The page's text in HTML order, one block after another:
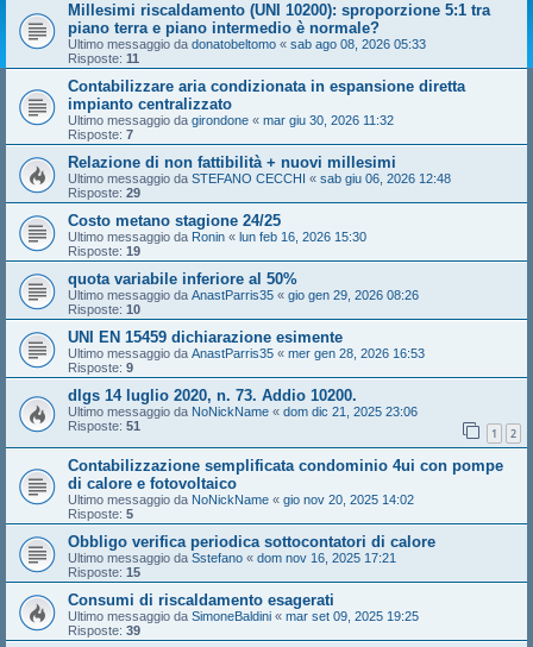
Millesimi riscaldamento (UNI 10200): sproporzione 5:1 tra
piano terra e piano intermedio è normale?
Ultimo messaggio da donatobeltomo « sab ago 08, 2026 05:33
Risposte: 11
Contabilizzare aria condizionata in espansione diretta
impianto centralizzato
Ultimo messaggio da girondone « mar giu 30, 2026 11:32
Risposte: 7
Relazione di non fattibilità + nuovi millesimi
Ultimo messaggio da STEFANO CECCHI « sab giu 06, 2026 12:48
Risposte: 29
Costo metano stagione 24/25
Ultimo messaggio da Ronin « lun feb 16, 2026 15:30
Risposte: 19
quota variabile inferiore al 50%
Ultimo messaggio da AnastParris35 « gio gen 29, 2026 08:26
Risposte: 10
UNI EN 15459 dichiarazione esimente
Ultimo messaggio da AnastParris35 « mer gen 28, 2026 16:53
Risposte: 9
dlgs 14 luglio 2020, n. 73. Addio 10200.
Ultimo messaggio da NoNickName « dom dic 21, 2025 23:06
Risposte: 51 1 2
Contabilizzazione semplificata condominio 4ui con pompe
di calore e fotovoltaico
Ultimo messaggio da NoNickName « gio nov 20, 2025 14:02
Risposte: 5
Obbligo verifica periodica sottocontatori di calore
Ultimo messaggio da Sstefano « dom nov 16, 2025 17:21
Risposte: 15
Consumi di riscaldamento esagerati
Ultimo messaggio da SimoneBaldini « mar set 09, 2025 19:25
Risposte: 39